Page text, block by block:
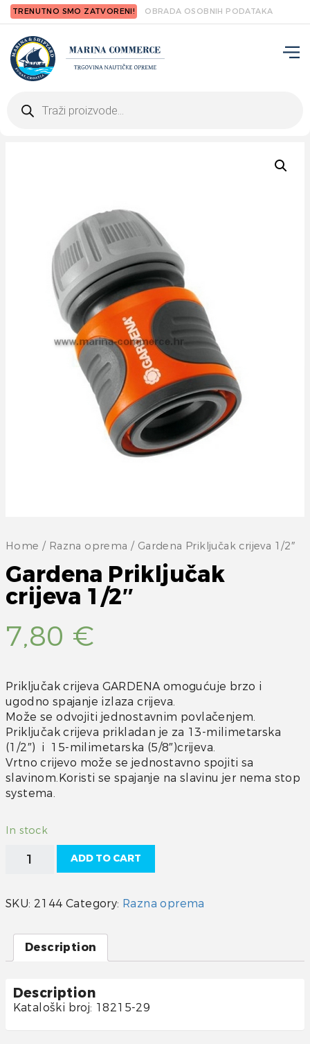
TRENUTNO SMO ZATVORENI! OBRADA OSOBNIH PODATAKA
search
Home / Razna oprema / Gardena Priključak crijeva 1/2″
Gardena Priključak
crijeva 1/2″
7,80 €
Priključak crijeva GARDENA omogućuje brzo i
ugodno spajanje izlaza crijeva.
Može se odvojiti jednostavnim povlačenjem.
Priključak crijeva prikladan je za 13-milimetarska
(1/2″) i 15-milimetarska (5/8″)crijeva.
Vrtno crijevo može se jednostavno spojiti sa
slavinom.Koristi se spajanje na slavinu jer nema stop
systema.
In stock
Gardena
Priključak
1/2"
quantity
ADD TO CART
SKU: 2144 Category: Razna oprema
Description
Description
Kataloški broj: 18215-29